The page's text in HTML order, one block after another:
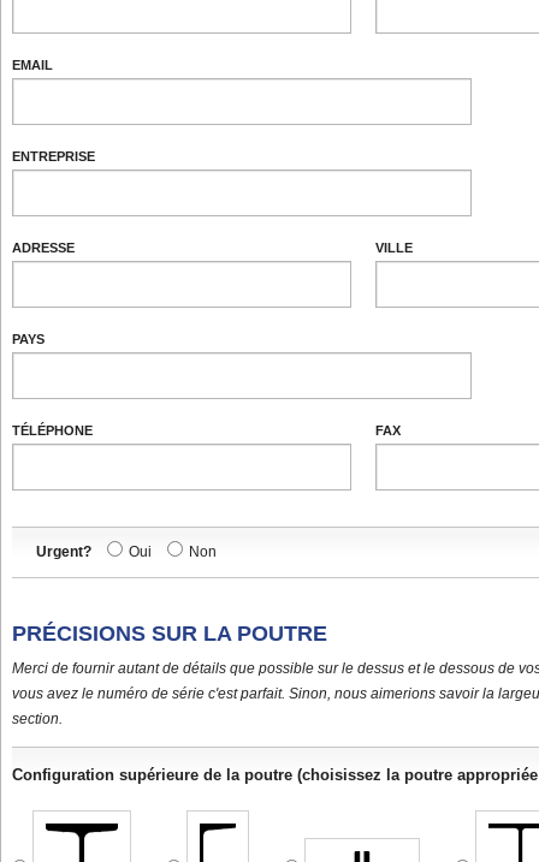
EMAIL
ENTREPRISE
ADRESSE VILLE
PAYS
TÉLÉPHONE FAX
Urgent? Oui Non
PRÉCISIONS SUR LA POUTRE
Merci de fournir autant de détails que possible sur le dessus et le dessous de
vous avez le numéro de série c'est parfait. Sinon, nous aimerions savoir la
section.
Configuration supérieure de la poutre (choisissez la poutre